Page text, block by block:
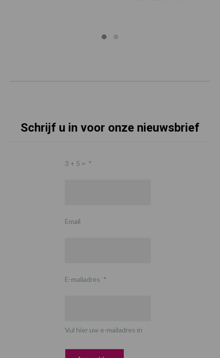
Schrijf u in voor onze nieuwsbrief
3 + 5 = *
Email
E-mailadres *
Vul hier uw e-mailadres in